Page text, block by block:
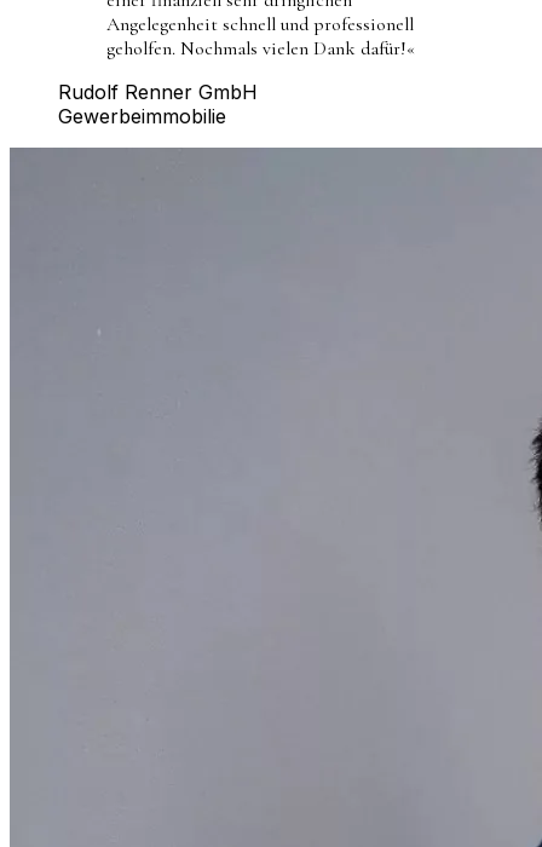
Angelegenheit schnell und professionell
geholfen. Nochmals vielen Dank dafür!«
Rudolf Renner GmbH
Gewerbeimmobilie